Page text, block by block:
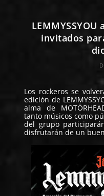
invitados
Los rockeros se
edición de
alma de
tanto músicos como
del grupo
disfrutarán de un